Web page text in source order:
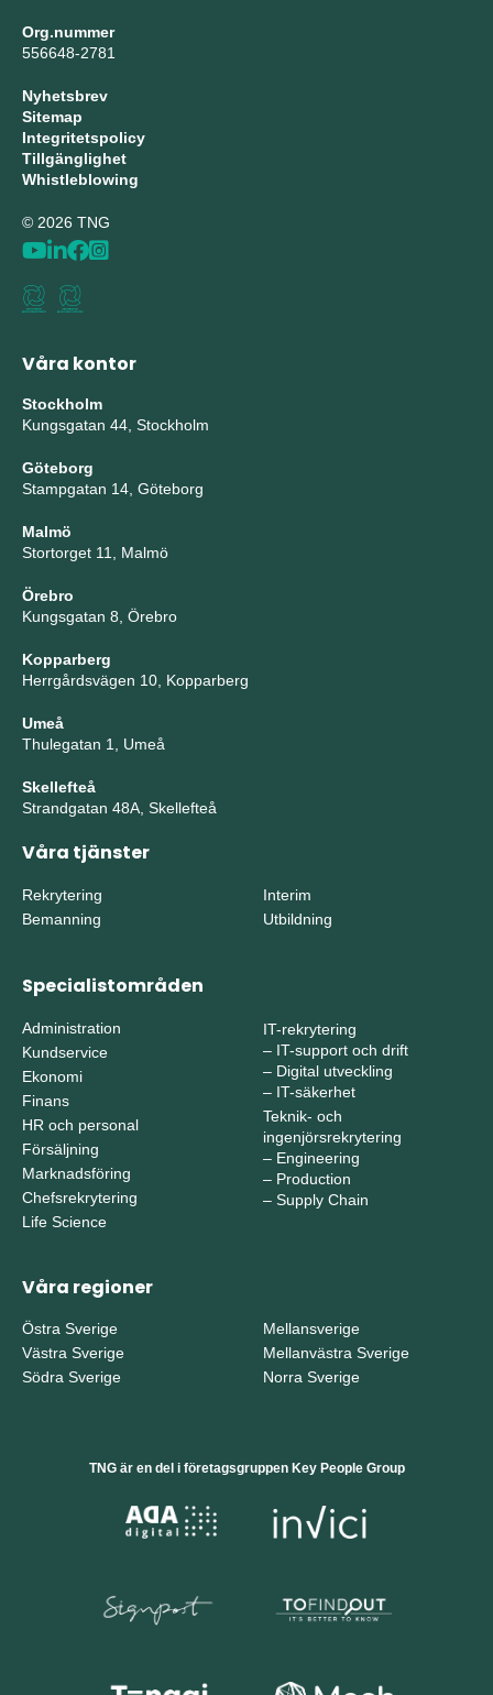
Org.nummer
556648-2781
Nyhetsbrev
Sitemap
Integritetspolicy
Tillgänglighet
Whistleblowing
© 2026 TNG
Våra kontor
Stockholm
Kungsgatan 44, Stockholm
Göteborg
Stampgatan 14, Göteborg
Malmö
Stortorget 11, Malmö
Örebro
Kungsgatan 8, Örebro
Kopparberg
Herrgårdsvägen 10, Kopparberg
Umeå
Thulegatan 1, Umeå
Skellefteå
Strandgatan 48A, Skellefteå
Våra tjänster
Rekrytering
Bemanning
Interim
Utbildning
Specialistområden
Administration
Kundservice
Ekonomi
Finans
HR och personal
Försäljning
Marknadsföring
Chefsrekrytering
Life Science
IT-rekrytering
– IT-support och drift
– Digital utveckling
– IT-säkerhet
Teknik- och
ingenjörsrekrytering
– Engineering
– Production
– Supply Chain
Våra regioner
Östra Sverige
Västra Sverige
Södra Sverige
Mellansverige
Mellanvästra Sverige
Norra Sverige
TNG är en del i företagsgruppen Key People Group